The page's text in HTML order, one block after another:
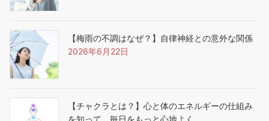
【梅雨の不調はなぜ？】自律神経との意外な関係
2026年6月22日
【チャクラとは？】心と体のエネルギーの仕組み
を知って、毎日をもっと心地よく